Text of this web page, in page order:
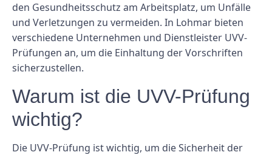
den Gesundheitsschutz am Arbeitsplatz, um Unfälle
und Verletzungen zu vermeiden. In Lohmar bieten
verschiedene Unternehmen und Dienstleister UVV-
Prüfungen an, um die Einhaltung der Vorschriften
sicherzustellen.
Warum ist die UVV-Prüfung
wichtig?
Die UVV-Prüfung ist wichtig, um die Sicherheit der